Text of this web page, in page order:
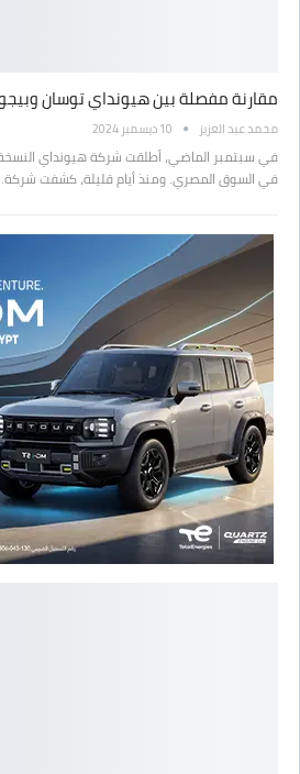
مقارنة مفصلة بين هيونداي توسان وبيجو 3008: أيهما
محمد عبد العزيز 10 ديسمبر 2024
في سبتمبر الماضي، أطلقت شركة هيونداي
في السوق المصري. ومنذ أيام قليلة، كشفت